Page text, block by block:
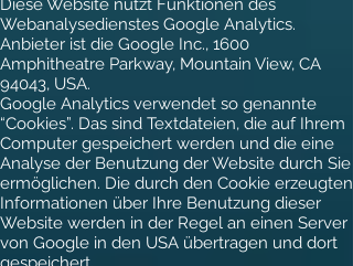
Diese Website nutzt Funktionen des
Webanalysedienstes Google Analytics.
Anbieter ist die Google Inc., 1600
Amphitheatre Parkway, Mountain View, CA
94043, USA.
Google Analytics verwendet so genannte
“Cookies”. Das sind Textdateien, die auf Ihrem
Computer gespeichert werden und die eine
Analyse der Benutzung der Website durch Sie
ermöglichen. Die durch den Cookie erzeugten
Informationen über Ihre Benutzung dieser
Website werden in der Regel an einen Server
von Google in den USA übertragen und dort